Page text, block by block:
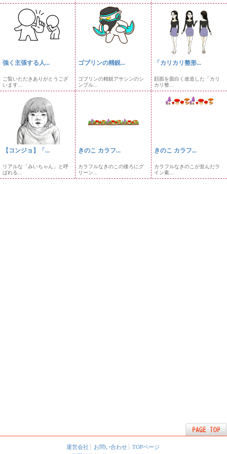
強く主張する人...
ご覧いただきありがとうござ
います...
ゴブリンの精鋭...
ゴブリンの精鋭アサシンのシ
ンプル...
「カリカリ整形...
顔面を面白く改造した「カリ
カリ整...
【コンジョ】「...
リアルな「みいちゃん」と呼
ばれる...
きのこ カラフ...
カラフルなきのこの後ろにグ
リーン...
きのこ カラフ...
カラフルなきのこが並んだラ
イン素...
運営会社 お問い合わせ
TOPページ